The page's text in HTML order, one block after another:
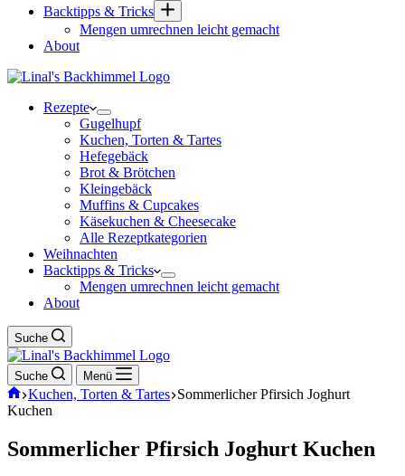
Backtipps & Tricks
Mengen umrechnen leicht gemacht
About
Rezepte
Gugelhupf
Kuchen, Torten & Tartes
Hefegebäck
Brot & Brötchen
Kleingebäck
Muffins & Cupcakes
Käsekuchen & Cheesecake
Alle Rezeptkategorien
Weihnachten
Backtipps & Tricks
Mengen umrechnen leicht gemacht
About
Suche
Suche Menü
Start
Kuchen, Torten & Tartes Sommerlicher Pfirsich Joghurt
Kuchen
Sommerlicher Pfirsich Joghurt Kuchen